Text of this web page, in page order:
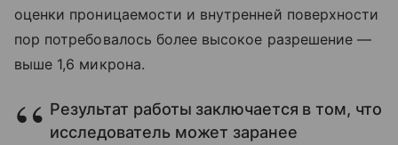
оценки проницаемости и внутренней поверхности
пор потребовалось более высокое разрешение —
выше 1,6 микрона.
Результат работы заключается в том, что
исследователь может заранее